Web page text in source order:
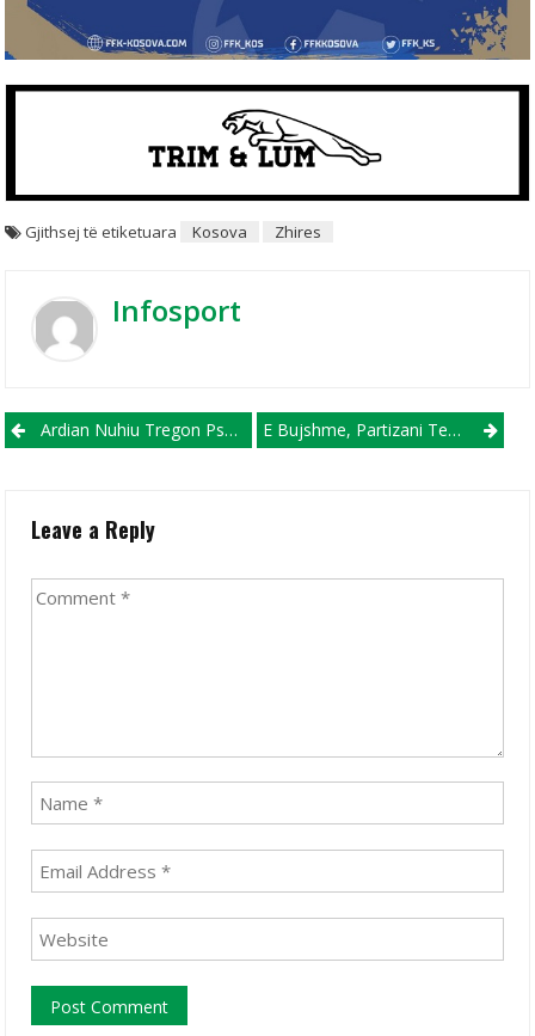
Gjithsej të etiketuara Kosova Zhires
Infosport
Post navigation
Ardian Nuhiu Tregon Pse Zgjodhi Shkëndijën Mes Shumë Ofertave Që Kishte E Bujshme, Partizani Tenton Eros Grezdën!
Leave a Reply